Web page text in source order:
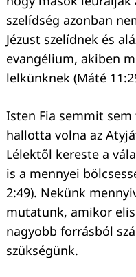
szelídség azonban
Jézust szelídnek és
evangélium, akiben
lelkünknek (Máté
Isten Fia semmit
hallotta volna az
Lélektől kereste a
is a mennyei
2:49). Nekünk
mutatunk, amikor
nagyobb forrásból
szükségünk.